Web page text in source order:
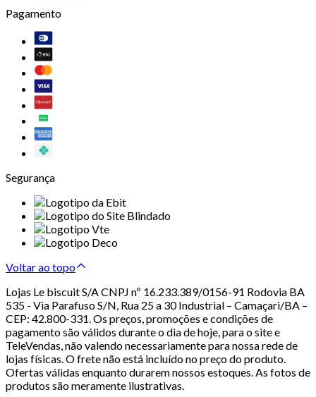
Pagamento
Segurança
Voltar ao topo
Lojas Le biscuit S/A CNPJ nº 16.233.389/0156-91 Rodovia BA
535 - Via Parafuso S/N, Rua 25 a 30 Industrial – Camaçari/BA –
CEP: 42.800-331. Os preços, promoções e condições de
pagamento são válidos durante o dia de hoje, para o site e
TeleVendas, não valendo necessariamente para nossa rede de
lojas físicas. O frete não está incluído no preço do produto.
Ofertas válidas enquanto durarem nossos estoques. As fotos de
produtos são meramente ilustrativas.